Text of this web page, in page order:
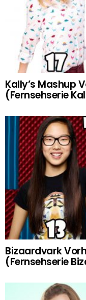
Kally’s Mashup
(Fernsehserie
Bizaardvark
(Fernsehserie